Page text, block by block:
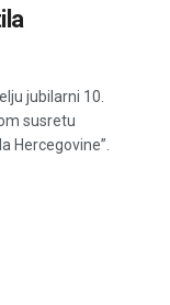
jubilarni 10.
susretu
Hercegovine”.